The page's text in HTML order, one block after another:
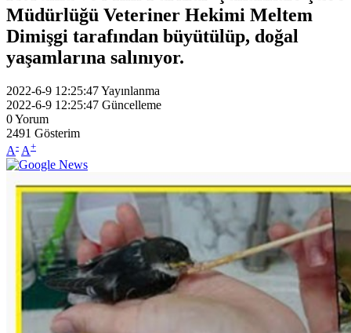
Müdürlüğü Veteriner Hekimi Meltem
Dimişgi tarafından büyütülüp, doğal
yaşamlarına salınıyor.
2022-6-9 12:25:47Yayınlanma
2022-6-9 12:25:47 Güncelleme
0Yorum
2491 Gösterim
A- A+